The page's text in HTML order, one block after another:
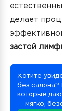
делает
застой
Хотите
без салона?
которые
— мягко,